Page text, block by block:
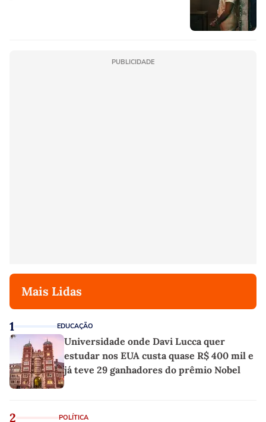
PUBLICIDADE
Mais Lidas
1 EDUCAÇÃO
Universidade onde Davi Lucca quer
estudar nos EUA custa quase R$ 400 mil e
já teve 29 ganhadores do prêmio Nobel
2 POLÍTICA